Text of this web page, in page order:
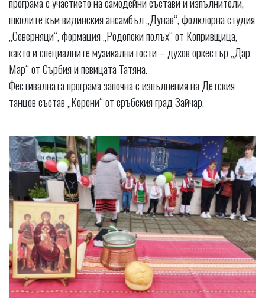
школите към видинския ансамбъл „Дунав“, фолклорна студия
„Северняци“, формация „Родопски полъх“ от Копривщица,
както и специалните музикални гости – духов оркестър „Дар
Мар“ от Сърбия и певицата Татяна.
Фестивалната програма започна с изпълнения на Детския
танцов състав „Корени“ от сръбския град Зайчар.